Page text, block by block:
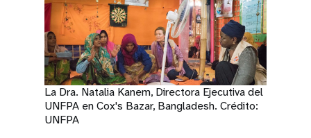
La Dra. Natalia Kanem, Directora Ejecutiva del
UNFPA en Cox's Bazar, Bangladesh. Crédito:
UNFPA